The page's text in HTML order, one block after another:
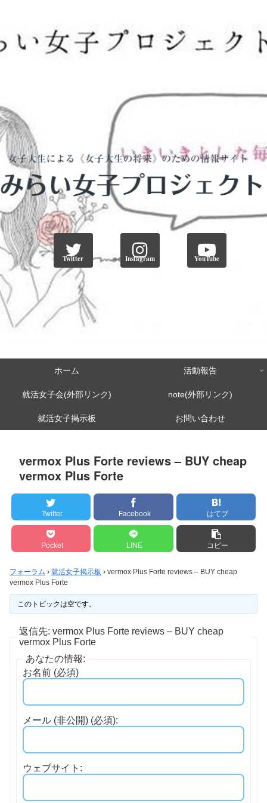
Twitter Instagram YouTube
ホーム 活動報告
就活女子会(外部リンク) note(外部リンク)
就活女子掲示板 お問い合わせ
vermox Plus Forte reviews – BUY cheap
vermox Plus Forte
Twitter Facebook はてブ
Pocket LINE コピー
フォーラム › 就活女子掲示板 › vermox Plus Forte reviews – BUY cheap
vermox Plus Forte
このトピックは空です。
返信先: vermox Plus Forte reviews – BUY cheap
vermox Plus Forte
あなたの情報:
お名前 (必須)
メール (非公開) (必須):
ウェブサイト: